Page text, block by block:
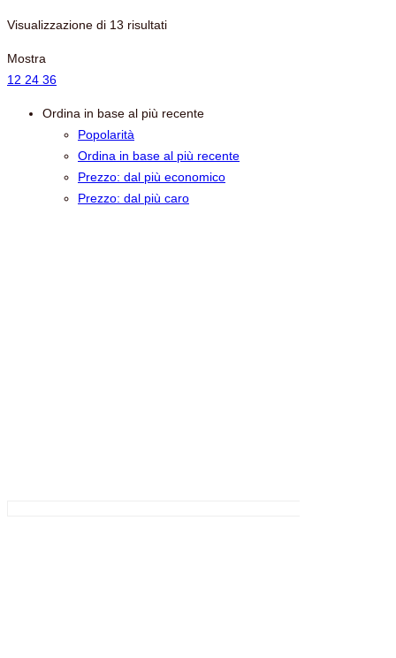
Visualizzazione di 13 risultatiOrdina
più
Mostra
12 24 36
Ordina in base al più recente
Popolarità
Ordina in base al più recente
Prezzo: dal più economico
Prezzo: dal più caro